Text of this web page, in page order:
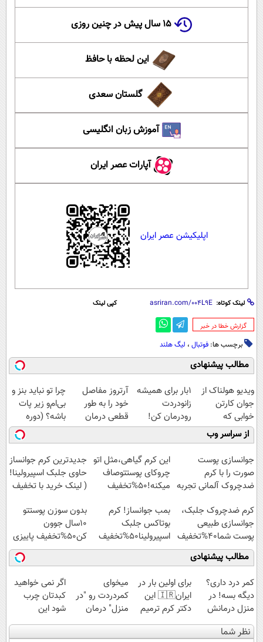
۱۵ سال پیش در چنین روزی
این لحظه با حافظ
گلستان سعدی
آموزش زبان انگلیسی
آپارات عصر ایران
اپلیکیشن عصر ایران
لینک کوتاه: کپی لینک
‌گزارش خطا در خبر
برچسب ها: فوتبال ، لیگ هلند
مطالب پیشنهادی
ویدیو هولناک از
جوان کارتن
خوابی که
میلیاردر شد.
آموزش رایگان
1بار برای همیشه
زانودردت
رودرمان کن!
(تکنولوژی آلمان)
◂پرسشنامه▸
آرتروز مفاصل
خود را به طور
قطعی درمان
کنید!
◗پرسش‌نامه◖
چرا تو نباید بنز و
بی‌ام‌و زیر پات
باشه؟ (دوره
رایگان درآمد
میلیاردی)
از سراسر وب
جوانسازی پوست
صورت را با کرم
ضدچروک آلمانی تجربه
این کرم گیاهی،مثل اتو
چروکای پوستتوصاف
میکنه!50%تخفیف
جدیدترین کرم جوانساز
حاوی جلبک اسپیرولینا!
( لینک خرید با تخفیف
کرم ضدچروک جلبک،
جوانسازی طبیعی
پوست شما40%تخفیف
بمب جوانساز! کرم
بوتاکس جلبک
اسپیرولینا50%تخفیف
بدون سوزن پوستتو
10سال جوون
کن50%تخفیف پاییزی
مطالب پیشنهادی
کمر درد داری؟
دیگه بسه! در
منزل درمانش
کن
(◀پرسش‌نامه)
برای اولین بار در
ایران🇮🇷 این
دکتر کرم ترمیم
کننده 23 روزه
ساخت!
میخوای
کمردردت رو "در
منزل" درمان
کنی؟ (◂فیلم +
◂پرسش‌نامه)
اگر نمی خواهید
کبدتان چرب
شود این
نوشیدنی خوش
طعم را بنوشید
نظر شما